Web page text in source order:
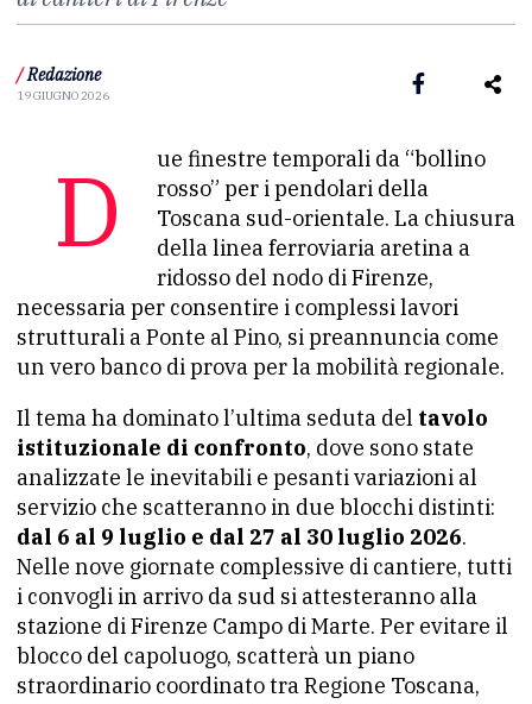
/ Redazione
19 GIUGNO 2026
Due finestre temporali da “bollino
rosso” per i pendolari della
Toscana sud-orientale. La chiusura
della linea ferroviaria aretina a
ridosso del nodo di Firenze,
necessaria per consentire i complessi lavori
strutturali a Ponte al Pino, si preannuncia come
un vero banco di prova per la mobilità regionale.
Il tema ha dominato l’ultima seduta del tavolo
istituzionale di confronto, dove sono state
analizzate le inevitabili e pesanti variazioni al
servizio che scatteranno in due blocchi distinti:
dal 6 al 9 luglio e dal 27 al 30 luglio 2026.
Nelle nove giornate complessive di cantiere, tutti
i convogli in arrivo da sud si attesteranno alla
stazione di Firenze Campo di Marte. Per evitare il
blocco del capoluogo, scatterà un piano
straordinario coordinato tra Regione Toscana,